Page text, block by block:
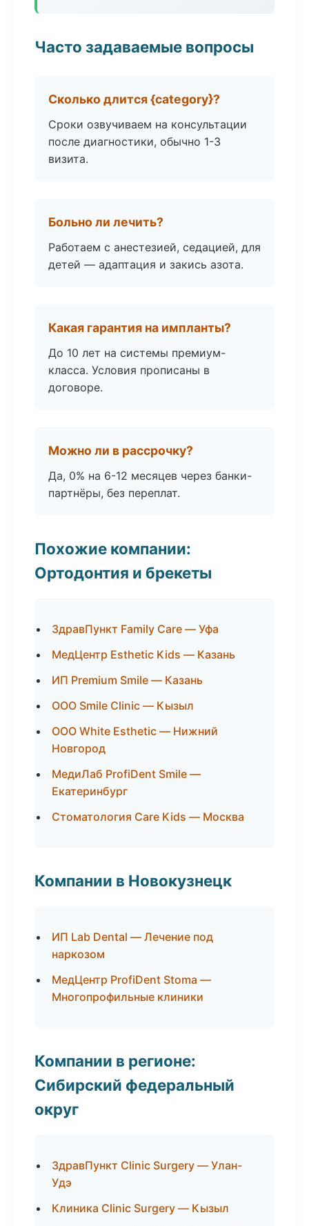
Часто задаваемые вопросы
Сколько длится {category}?
Сроки озвучиваем на консультации
после диагностики, обычно 1-3
визита.
Больно ли лечить?
Работаем с анестезией, седацией, для
детей — адаптация и закись азота.
Какая гарантия на импланты?
До 10 лет на системы премиум-
класса. Условия прописаны в
договоре.
Можно ли в рассрочку?
Да, 0% на 6-12 месяцев через банки-
партнёры, без переплат.
Похожие компании:
Ортодонтия и брекеты
ЗдравПункт Family Care — Уфа
МедЦентр Esthetic Kids — Казань
ИП Premium Smile — Казань
ООО Smile Clinic — Кызыл
ООО White Esthetic — Нижний
Новгород
МедиЛаб ProfiDent Smile —
Екатеринбург
Стоматология Care Kids — Москва
Компании в Новокузнецк
ИП Lab Dental — Лечение под
наркозом
МедЦентр ProfiDent Stoma —
Многопрофильные клиники
Компании в регионе:
Сибирский федеральный
округ
ЗдравПункт Clinic Surgery — Улан-
Удэ
Клиника Clinic Surgery — Кызыл